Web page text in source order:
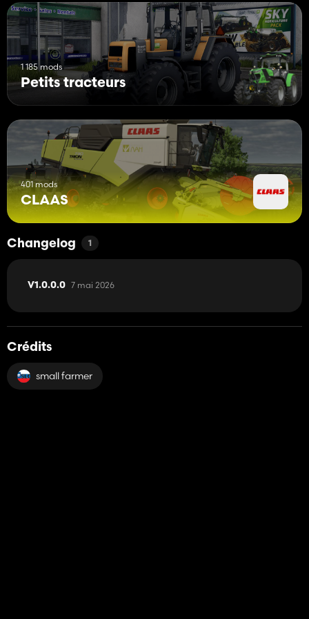
1 185 mods
Petits tracteurs
401 mods
CLAAS
Changelog 1
V1.0.0.0 7 mai 2026
Crédits
small farmer